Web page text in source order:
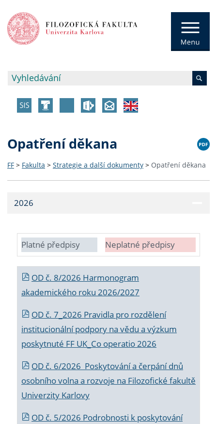
Opatření děkana
FF > Fakulta > Strategie a další dokumenty > Opatření děkana
2026
Platné předpisy Neplatné předpisy
OD č. 8/2026 Harmonogram
akademického roku 2026/2027
OD č. 7_2026 Pravidla pro rozdělení
institucionální podpory na vědu a výzkum
poskytnuté FF UK_Co operatio 2026
OD č. 6/2026 Poskytování a čerpání dnů
osobního volna a rozvoje na Filozofické fakultě
Univerzity Karlovy
OD č. 5/2026 Podrobnosti k poskytování